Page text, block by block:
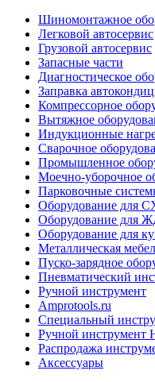
Шиномонтажное
Легковой автосервис
Грузовой автосервис
Запасные части
Диагностическое
Заправка
Компрессорное
Вытяжное
Индукционные
Сварочное
Промышленное
Моечно-уборочное
Парковочные
Оборудование для
Оборудование для
Оборудование для
Металлическая
Пуско-зарядное
Пневматический
Ручной инструмент
Amprotools.ru
Специальный
Ручной инструмент
Распродажа
Аксессуары